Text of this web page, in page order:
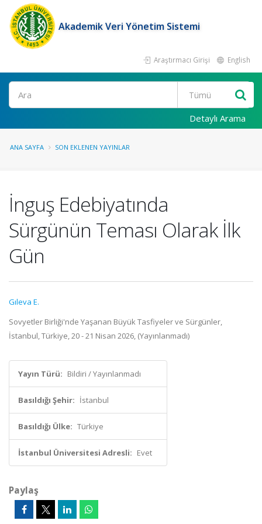
Akademik Veri Yönetim Sistemi
Araştırmacı Girişi English
Ara
Detaylı Arama
ANA SAYFA SON EKLENEN YAYINLAR
İnguş Edebiyatında
Sürgünün Teması Olarak İlk
Gün
Gıleva E.
Sovyetler Birliği'nde Yaşanan Büyük Tasfiyeler ve Sürgünler,
İstanbul, Türkiye, 20 - 21 Nisan 2026, (Yayınlanmadı)
Yayın Türü: Bildiri / Yayınlanmadı
Basıldığı Şehir: İstanbul
Basıldığı Ülke: Türkiye
İstanbul Üniversitesi Adresli: Evet
Paylaş